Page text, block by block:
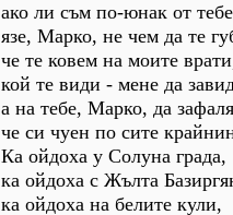
ако ли съм по-юнак от
язе, Марко, не чем да те
че те ковем на моите
кой те види - мене да
а на тебе, Марко, да
че си чуен по сите
Ка ойдоха у Солуна града,
ка ойдоха с Жълта
ка ойдоха на белите кули,